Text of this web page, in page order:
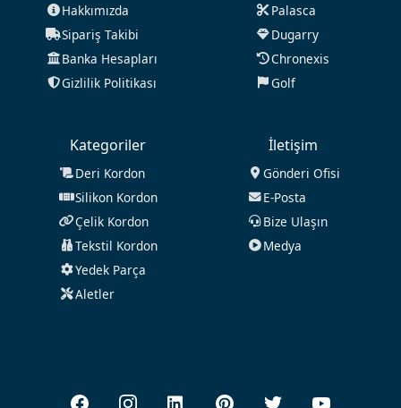
Hakkımızda
Sipariş Takibi
Banka Hesapları
Gizlilik Politikası
Palasca
Dugarry
Chronexis
Golf
Kategoriler
Deri Kordon
Silikon Kordon
Çelik Kordon
Tekstil Kordon
Yedek Parça
Aletler
İletişim
Gönderi Ofisi
E-Posta
Bize Ulaşın
Medya